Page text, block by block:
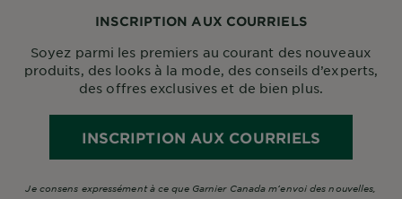
INSCRIPTION AUX COURRIELS
Soyez parmi les premiers au courant des nouveaux
produits, des looks à la mode, des conseils d’experts,
des offres exclusives et de bien plus.
INSCRIPTION AUX COURRIELS
Je consens expressément à ce que Garnier Canada m’envoi des nouvelles,